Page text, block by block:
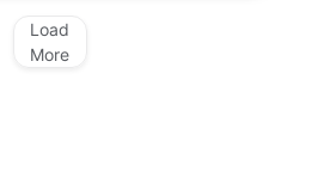
Load
More